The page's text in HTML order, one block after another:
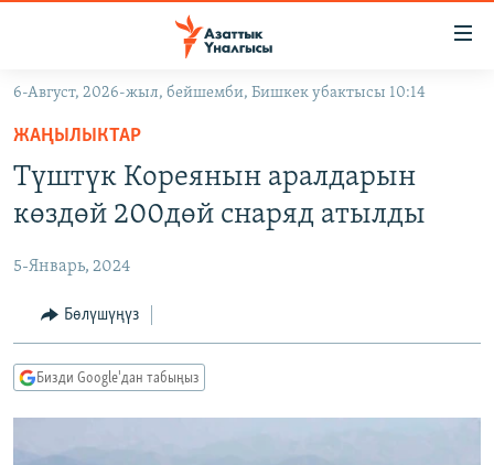
Навигацияга
өтүңүз
Издөөгө
салыңызКЫРГЫЗСТАН
ЭКОНОМИКА
МАДАНИЯТ
ДҮЙНӨ
БОРБОР АЗИЯ
АТАЙЫН ИЛИКТӨӨ
ТВ ПРОГРАММАЛАР
ЭКСПЕРТТЕР ТАЛДАЙТ
ӨЗГӨЧӨ ПИКИР
Русский
6-Август, 2026-жыл, бейшемби, Бишкек убактысы 10:14
ЖАҢЫЛЫКТАР
Түштүк Кореянын аралдарын
көздөй 200дөй снаряд атылды
5-Январь, 2024
Бөлүшүңүз
Бизди Google'дан табыңыз